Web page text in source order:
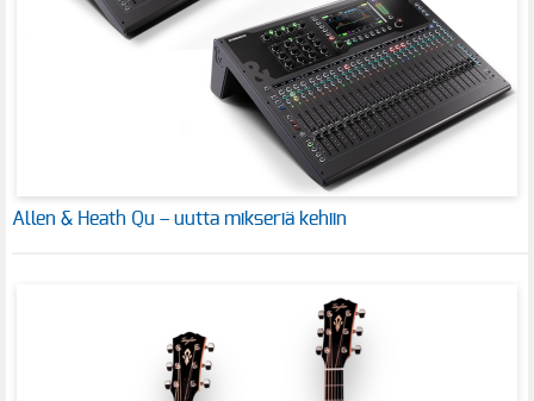
Allen & Heath Qu – uutta mikseriä kehiin